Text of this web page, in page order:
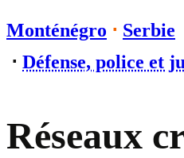
Monténégro ⋅ Serbie
⋅ Défense, police et
Réseaux